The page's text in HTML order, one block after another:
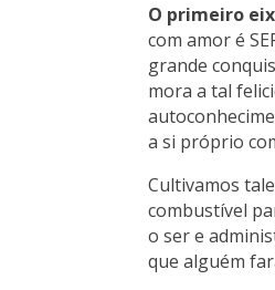
O primeiro
com amor é
grande
mora a tal
a si próprio
Cultivamos
combustível
o ser e
que alguém